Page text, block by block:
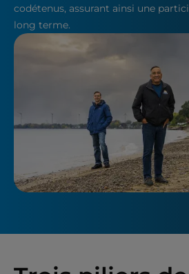
codétenus, assurant ainsi une
long terme.